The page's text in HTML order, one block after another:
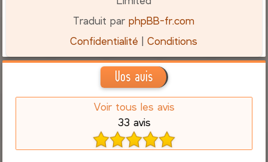
Traduit parphpBB-fr.com
Confidentialité |Conditions
Vos avis
Voir tous les avis
33 avis